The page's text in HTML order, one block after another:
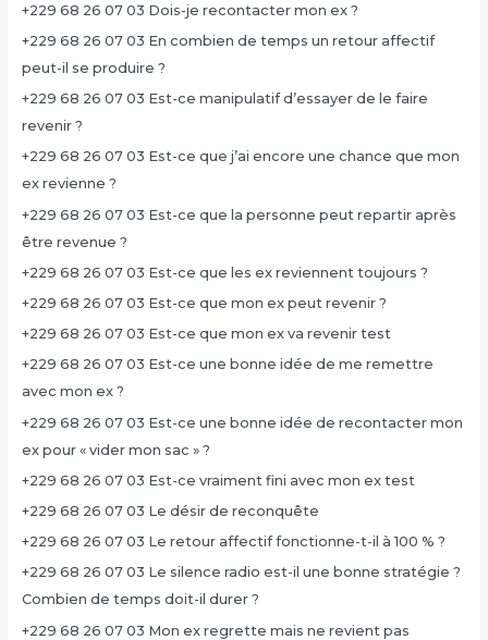
+229 68 26 07 03 Dois-je recontacter mon ex ?
+229 68 26 07 03 En combien de temps un retour affectif
peut-il se produire ?
+229 68 26 07 03 Est-ce manipulatif d’essayer de le faire
revenir ?
+229 68 26 07 03 Est-ce que j’ai encore une chance que mon
ex revienne ?
+229 68 26 07 03 Est-ce que la personne peut repartir après
être revenue ?
+229 68 26 07 03 Est-ce que les ex reviennent toujours ?
+229 68 26 07 03 Est-ce que mon ex peut revenir ?
+229 68 26 07 03 Est-ce que mon ex va revenir test
+229 68 26 07 03 Est-ce une bonne idée de me remettre
avec mon ex ?
+229 68 26 07 03 Est-ce une bonne idée de recontacter mon
ex pour « vider mon sac » ?
+229 68 26 07 03 Est-ce vraiment fini avec mon ex test
+229 68 26 07 03 Le désir de reconquête
+229 68 26 07 03 Le retour affectif fonctionne-t-il à 100 % ?
+229 68 26 07 03 Le silence radio est-il une bonne stratégie ?
Combien de temps doit-il durer ?
+229 68 26 07 03 Mon ex regrette mais ne revient pas